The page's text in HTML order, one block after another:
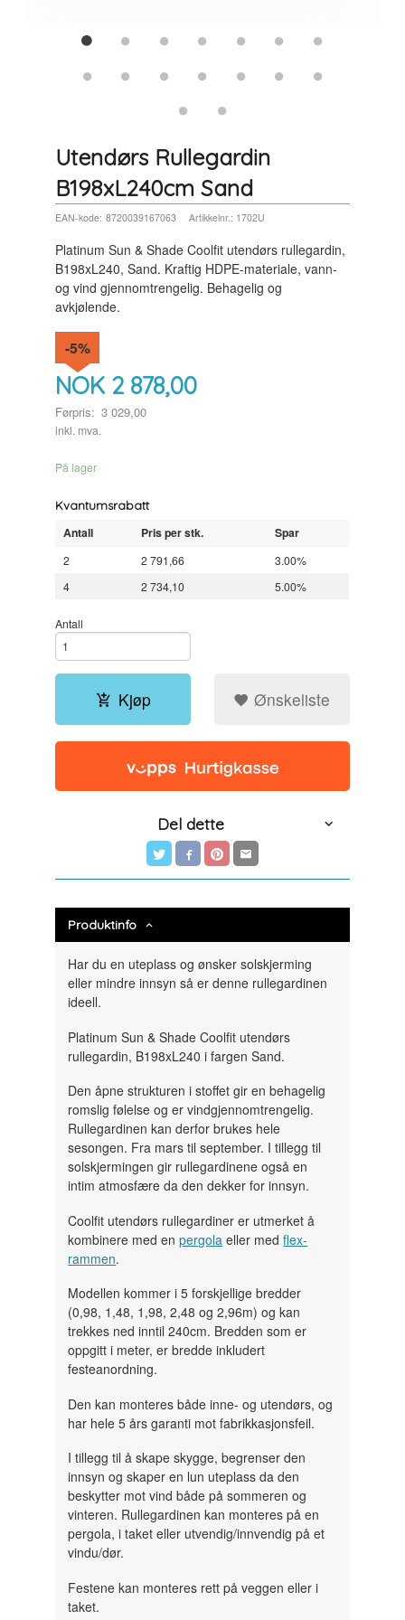
Utendørs Rullegardin
B198xL240cm Sand
EAN-kode: 8720039167063 Artikkelnr.: 1702U
Platinum Sun & Shade Coolfit utendørs rullegardin,
B198xL240, Sand. Kraftig HDPE-materiale, vann-
og vind gjennomtrengelig. Behagelig og
avkjølende.
NOK 2 878,00
Førpris: 3 029,00
Rabatt
-5%
inkl. mva.
På lager
Kvantumsrabatt
Antall Pris per stk. Spar
2 2 791,66
3.00%
4
2 734,10 5.00%
Antall
Kjøp Ønskeliste
Del dette
Produktinfo
Har du en uteplass og ønsker solskjerming
eller mindre innsyn så er denne rullegardinen
ideell.
Platinum Sun & Shade Coolfit utendørs
rullegardin, B198xL240 i fargen Sand.
Den åpne strukturen i stoffet gir en behagelig
romslig følelse og er vindgjennomtrengelig.
Rullegardinen kan derfor brukes hele
sesongen. Fra mars til september. I tillegg til
solskjermingen gir rullegardinene også en
intim atmosfære da den dekker for innsyn.
Coolfit utendørs rullegardiner er utmerket å
kombinere med enpergola eller medflex-
rammen.
Modellen kommer i 5 forskjellige bredder
(0,98, 1,48, 1,98, 2,48 og 2,96m) og kan
trekkes ned inntil 240cm. Bredden som er
oppgitt i meter, er bredde inkludert
festeanordning.
Den kan monteres både inne- og utendørs, og
har hele 5 års garanti mot fabrikkasjonsfeil.
I tillegg til å skape skygge, begrenser den
innsyn og skaper en lun uteplass da den
beskytter mot vind både på sommeren og
vinteren. Rullegardinen kan monteres på en
pergola, i taket eller utvendig/innvendig på et
vindu/dør.
Festene kan monteres rett på veggen eller i
taket.